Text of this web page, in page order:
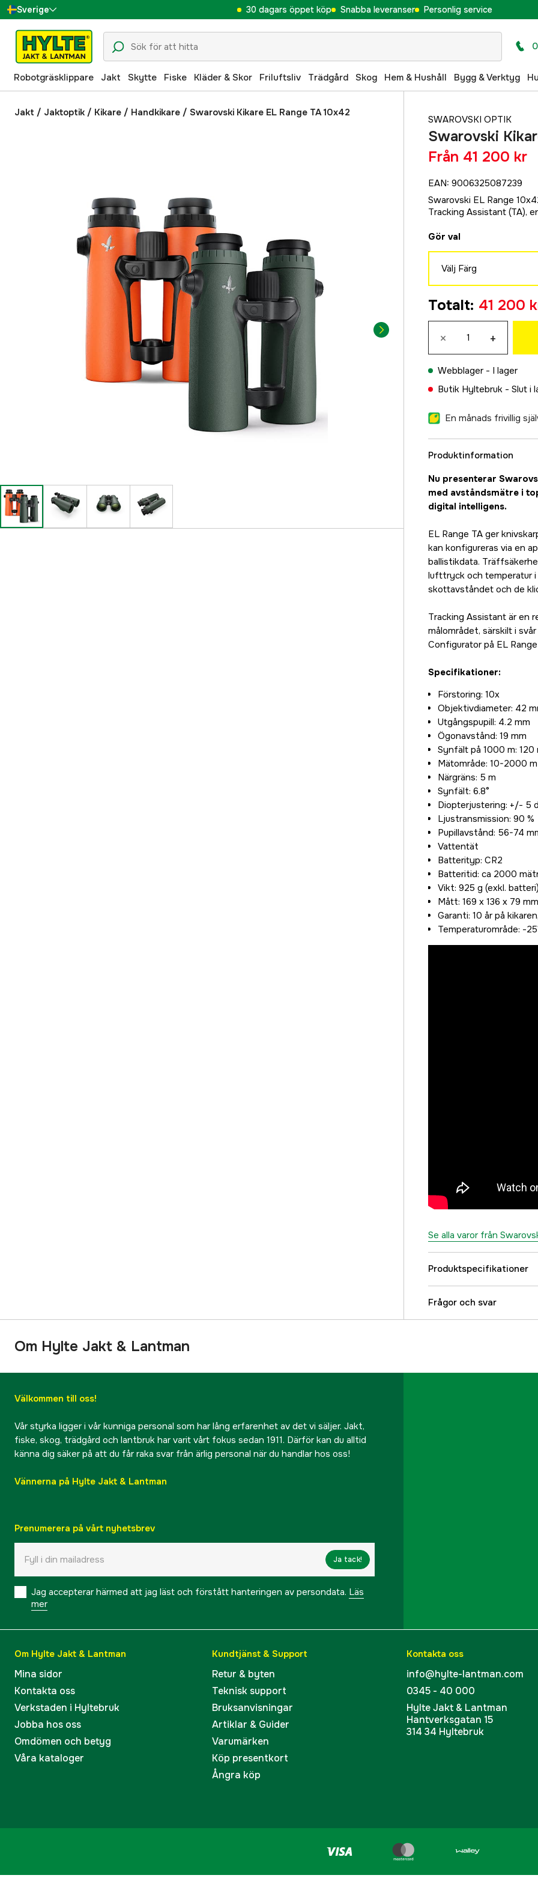
Sverige
Danmark
Suomi
Norge
Deutschland
30 dagars öppet köp Snabba leveranser Personlig service
Robotgräsklippare Jakt Skytte Fiske Kläder & Skor Friluftsliv Trädgård Skog Hem & Hushåll Bygg & Verktyg
Jakt / Jaktoptik / Kikare / Handkikare / Swarovski Kikare EL Range TA 10x42
SWAROVSKI OPTIK
Swarovski
Från 41 200 kr
EAN: 9006325087239
Swarovski EL Range
Tracking Assistant (TA),
Gör val
Välj Färg
41 200 kr
41 200 kr
Totalt: 41 200
× +
Webblager - I lager
Butik Hyltebruk - Slut i
En månads frivillig
Produktinformation
Nu presenterar
med avståndsmätre i
digital intelligens.
EL Range TA ger
kan konfigureras via en
ballistikdata.
lufttryck och temperatur i
skottavståndet och de
Tracking Assistant är en
målområdet, särskilt i
Configurator på EL
Specifikationer:
Förstoring: 10x
Objektivdiameter: 42
Utgångspupill: 4.2 mm
Ögonavstånd: 19 mm
Synfält på 1000 m: 120
Mätområde: 10-2000 m
Närgräns: 5 m
Synfält: 6.8°
Diopterjustering: +/- 5
Ljustransmission: 90 %
Pupillavstånd: 56-74
Vattentät
Batterityp: CR2
Batteritid: ca 2000
Vikt: 925 g (exkl. batteri)
Mått: 169 x 136 x 79 mm
Garanti: 10 år på
Temperaturområde: -
Se alla varor från
Produktspecifikationer
Typ av kikare
Frågor och svar
Om Hylte Jakt & Lantman
Välkommen till oss!
Vår styrka ligger i vår kunniga personal som har lång erfarenhet av det vi säljer. Jakt,
fiske, skog, trädgård och lantbruk har varit vårt fokus sedan 1911. Därför kan du alltid
känna dig säker på att du får raka svar från ärlig personal när du handlar hos oss!
Vännerna på Hylte Jakt & Lantman
Prenumerera på vårt nyhetsbrev
Ja tack!
Jag accepterar härmed att jag läst och förstått hanteringen av persondata. Läs
mer
Om Hylte Jakt & Lantman
Mina sidor
Kontakta oss
Verkstaden i Hyltebruk
Jobba hos oss
Omdömen och betyg
Våra kataloger
Kundtjänst & Support
Retur & byten
Teknisk support
Bruksanvisningar
Artiklar & Guider
Varumärken
Köp presentkort
Ångra köp
Kontakta oss
info@hylte-lantman.com
0345 - 40 000
Hylte Jakt & Lantman
Hantverksgatan 15
314 34 Hyltebruk